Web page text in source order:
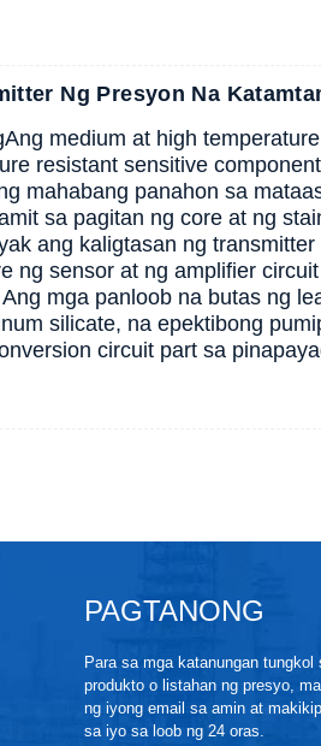
Ng Presyon Na
Ang medium at high
resistant sensitive
mahabang panahon sa
sa pagitan ng core at ng
ang kaligtasan ng
ng sensor at ng amplifier
mga panloob na butas ng
silicate, na epektibong
circuit part sa
PAGTANONG
Para sa mga katanungan tungkol
produkto o listahan ng presyo,
ng iyong email sa amin at
sa iyo sa loob ng 24 oras.